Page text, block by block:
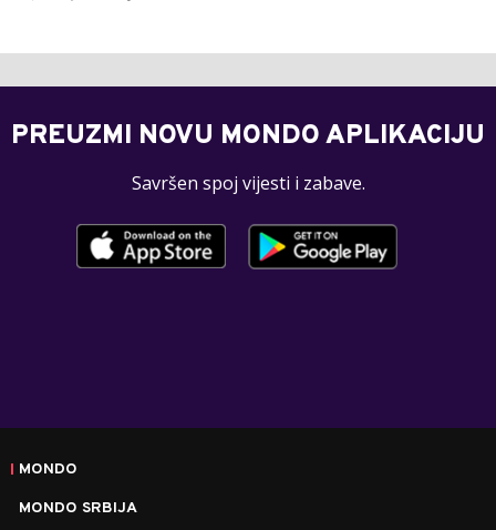
PREUZMI NOVU MONDO APLIKACIJU
Savršen spoj vijesti i zabave.
MONDO
MONDO SRBIJA